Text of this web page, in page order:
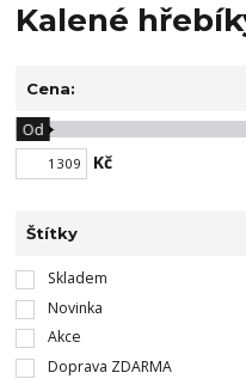
Kalené
Cena:
Kč
Od
Štítky
Skladem
Novinka
Akce
Doprava ZDARMA